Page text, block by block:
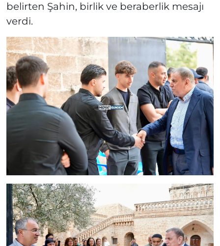
belirten Şahin, birlik ve beraberlik mesajı
verdi.